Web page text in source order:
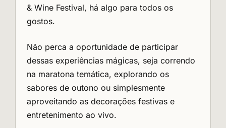
& Wine Festival, há algo para todos os
gostos.
Não perca a oportunidade de participar
dessas experiências mágicas, seja correndo
na maratona temática, explorando os
sabores de outono ou simplesmente
aproveitando as decorações festivas e
entretenimento ao vivo.